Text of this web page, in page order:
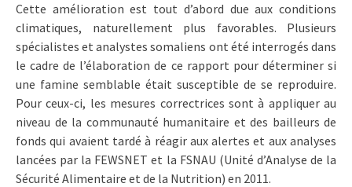
Cette amélioration est tout d’abord due aux conditions
climatiques, naturellement plus favorables. Plusieurs
spécialistes et analystes somaliens ont été interrogés dans
le cadre de l’élaboration de ce rapport pour déterminer si
une famine semblable était susceptible de se reproduire.
Pour ceux-ci, les mesures correctrices sont à appliquer au
niveau de la communauté humanitaire et des bailleurs de
fonds qui avaient tardé à réagir aux alertes et aux analyses
lancées par la FEWSNET et la FSNAU (Unité d’Analyse de la
Sécurité Alimentaire et de la Nutrition) en 2011.